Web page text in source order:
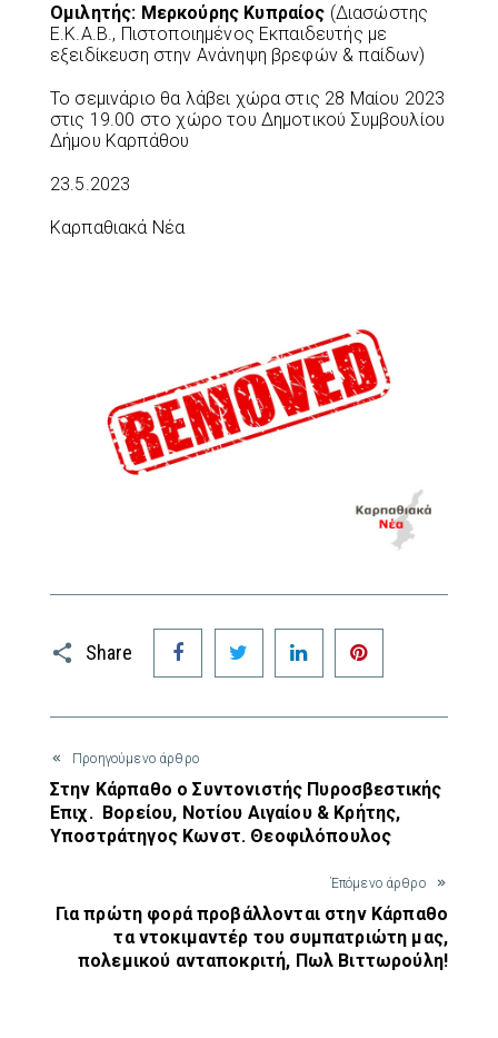
Ομιλητής: Μερκούρης Κυπραίος (Διασώστης
Ε.Κ.Α.Β., Πιστοποιημένος Εκπαιδευτής με
εξειδίκευση στην Ανάνηψη βρεφών & παίδων)
Το σεμινάριο θα λάβει χώρα στις 28 Μαίου 2023
στις 19.00 στο χώρο του Δημοτικού Συμβουλίου
Δήμου Καρπάθου
23.5.2023
Καρπαθιακά Νέα
Share
Facebook Twitter LinkedIn
Προηγούμενο άρθρο
Στην Κάρπαθο ο Συντονιστής Πυροσβεστικής
Επιχ. Βορείου, Νοτίου Αιγαίου & Κρήτης,
Υποστράτηγος Κωνστ. Θεοφιλόπουλος
Έπόμενο άρθρο
Για πρώτη φορά προβάλλονται στην Κάρπαθο
τα ντοκιμαντέρ του συμπατριώτη μας,
πολεμικού ανταποκριτή, Πωλ Βιττωρούλη!